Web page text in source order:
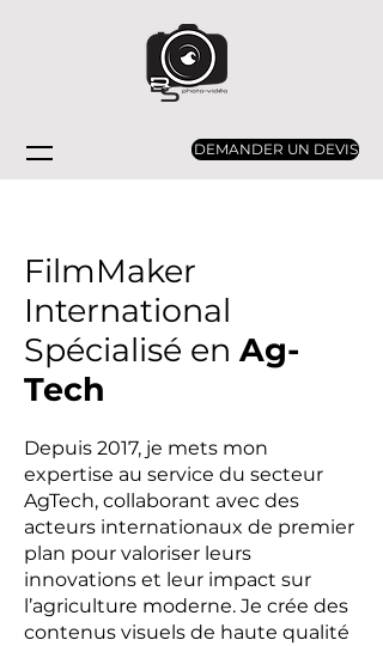
DEMANDER UN DEVIS
FilmMaker
International
Spécialisé en Ag-
Tech
Depuis 2017, je mets mon
expertise au service du secteur
AgTech, collaborant avec des
acteurs internationaux de premier
plan pour valoriser leurs
innovations et leur impact sur
l’agriculture moderne. Je crée des
contenus visuels de haute qualité